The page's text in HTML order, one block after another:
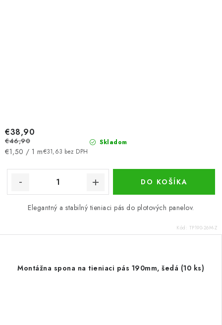
Skladom
€31,63 bez DPH
€38,90
€46,90
Jednotková
€1,50 / 1 m
DO KOŠÍKA
Elegantný a stabilný tieniaci pás do plotových panelov.
Kód: TP190-26M-Z
Montážna spona na tieniaci pás 190mm, šedá (10 ks)